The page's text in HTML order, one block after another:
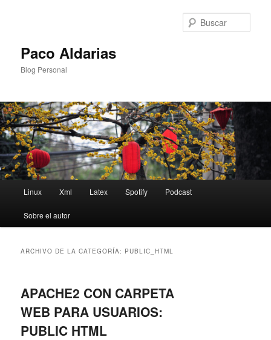
Paco Aldarias
Blog Personal
principal
Linux Xml Latex Spotify Podcast
Sobre el autor
ARCHIVO DE LA CATEGORÍA: PUBLIC_HTML
APACHE2 CON CARPETA
WEB PARA USUARIOS:
PUBLIC HTML